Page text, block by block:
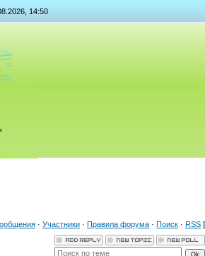
14:50
· Участники · Правила форума · Поиск · RSS ]